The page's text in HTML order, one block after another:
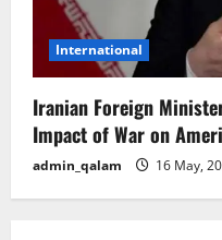
International
Iranian Foreign
Impact of War on
admin_qalam 16 May,